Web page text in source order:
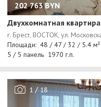
202 763 BYN
Двухкомнатная квартира
1 /18